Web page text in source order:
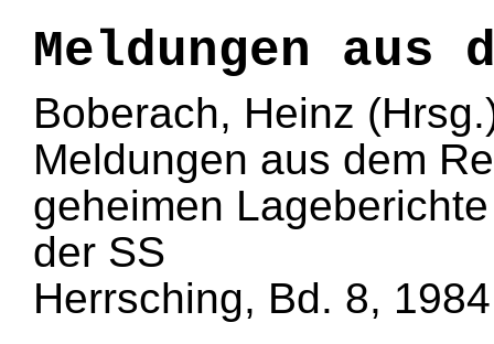
Meldungen aus
Boberach, Heinz
Meldungen aus dem
geheimen
der SS
Herrsching, Bd. 8, 1984